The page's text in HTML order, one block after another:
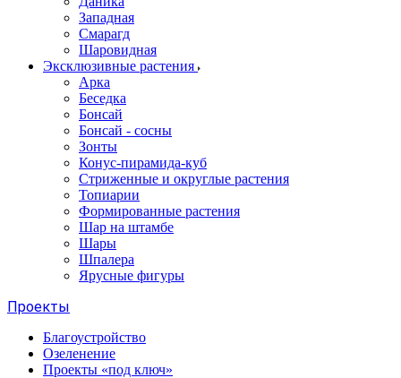
Западная
Смарагд
Шаровидная
Эксклюзивные растения
Арка
Беседка
Бонсай
Бонсай - сосны
Зонты
Конус-пирамида-куб
Стриженные и округлые растения
Топиарии
Формированные растения
Шар на штамбе
Шары
Шпалера
Ярусные фигуры
Проекты
Благоустройство
Озеленение
Проекты «под ключ»